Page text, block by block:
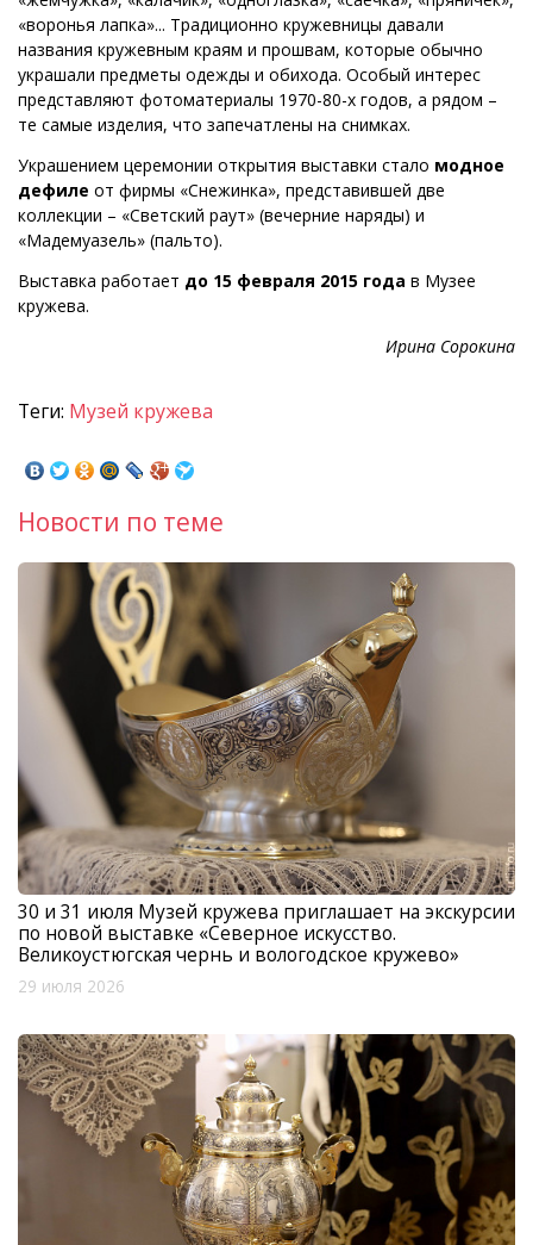
«воронья лапка»... Традиционно кружевницы давали
названия кружевным краям и прошвам, которые обычно
украшали предметы одежды и обихода. Особый интерес
представляют фотоматериалы 1970-80-х годов, а рядом –
те самые изделия, что запечатлены на снимках.
Украшением церемонии открытия выставки стало модное
дефиле от фирмы «Снежинка», представившей две
коллекции – «Светский раут» (вечерние наряды) и
«Мадемуазель» (пальто).
Выставка работает до 15 февраля 2015 года в Музее
кружева.
Ирина Сорокина
Теги: Музей кружева
Новости по теме
30 и 31 июля Музей кружева приглашает на экскурсии
по новой выставке «Северное искусство.
Великоустюгская чернь и вологодское кружево»
29 июля 2026